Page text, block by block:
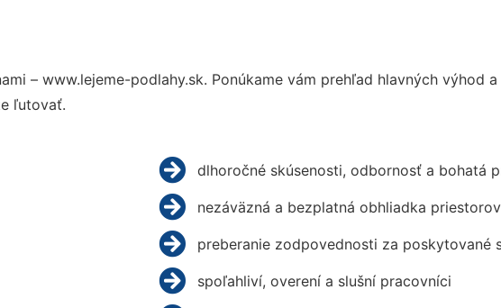
– www.lejeme-podlahy.sk. Ponúkame vám prehľad hlavných výhod
ľutovať.
dlhoročné skúsenosti, odbornosť a bohatá
nezáväzná a bezplatná obhliadka priestorov
preberanie zodpovednosti za poskytované
spoľahliví, overení a slušní pracovníci